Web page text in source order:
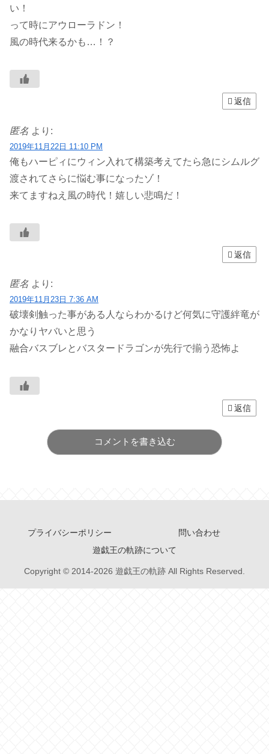
い！
って時にアウローラドン！
風の時代来るかも…！？
返信
匿名 より:
2019年11月22日 11:10 PM
俺もハーピィにウィン入れて構築考えてたら急にシムルグ
渡されてさらに悩む事になったゾ！
来てますねえ風の時代！嬉しい悲鳴だ！
返信
匿名 より:
2019年11月23日 7:36 AM
破壊剣触った事がある人ならわかるけど何気に守護絆竜が
かなりヤバいと思う
融合バスブレとバスタードラゴンが先行で揃う恐怖よ
返信
コメントを書き込む
プライバシーポリシー
問い合わせ
遊戯王の軌跡について
Copyright © 2014-2026 遊戯王の軌跡 All Rights Reserved.